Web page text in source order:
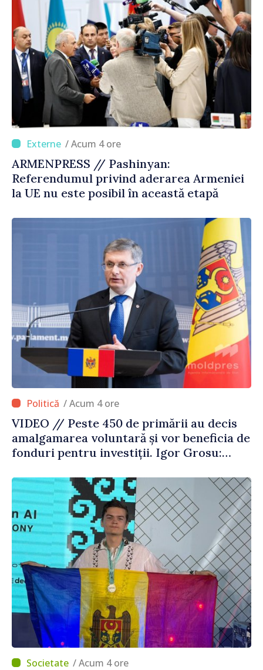
/ Acum 4 ore
ARMENPRESS // Pashinyan:
Referendumul privind aderarea Armeniei
la UE nu este posibil în această etapă
/ Acum 4 ore
VIDEO // Peste 450 de primării au decis
amalgamarea voluntară și vor beneficia de
fonduri pentru investiții. Igor Grosu:
dăm o șansă localităților să se dezvolte”
/ Acum 4 ore